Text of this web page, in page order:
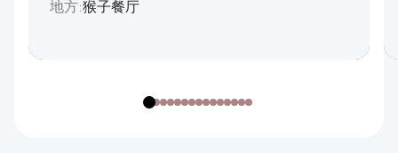
地方:猴子餐厅